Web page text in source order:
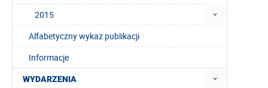
2015
Alfabetyczny wykaz publikacji
Informacje
WYDARZENIA